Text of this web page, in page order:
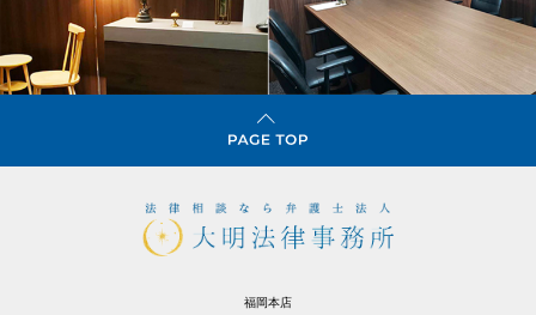
福岡本店